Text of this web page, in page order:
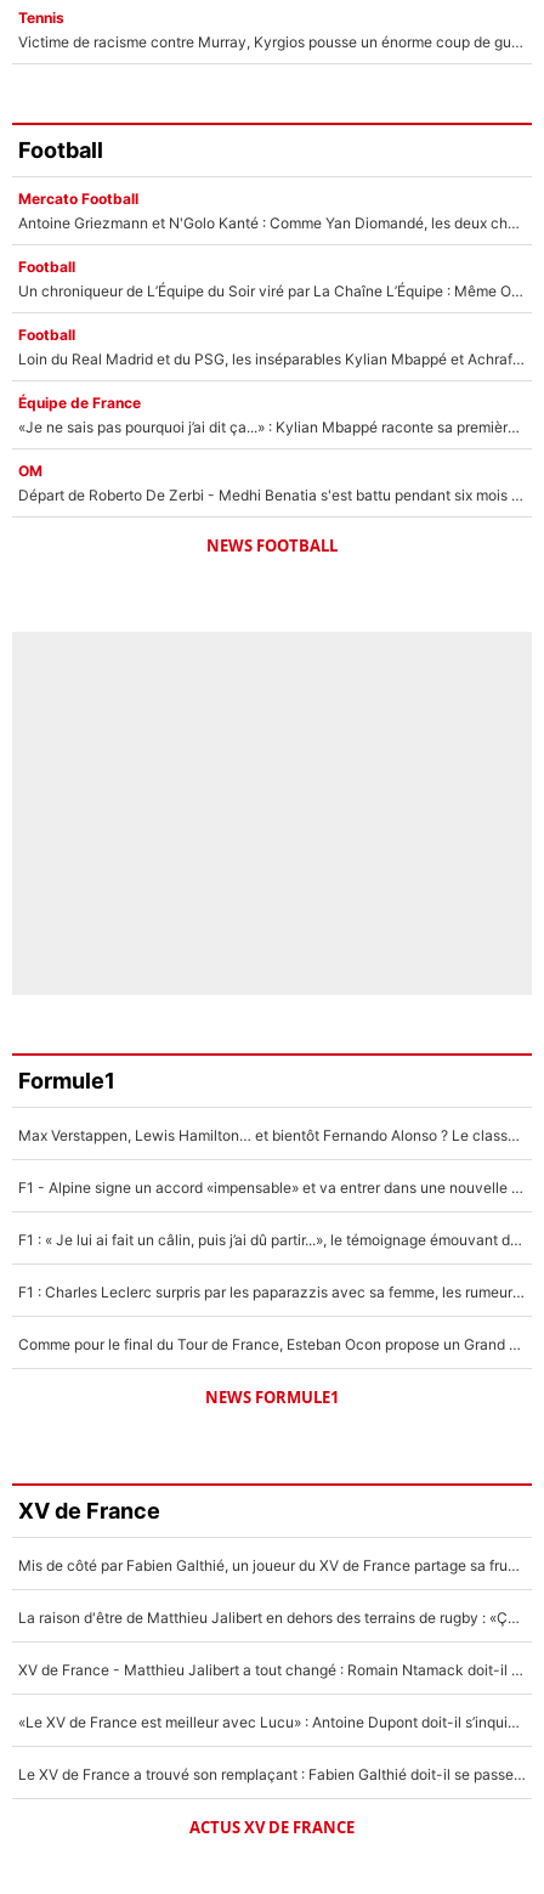
Tennis
Victime de racisme contre Murray, Kyrgios pousse un énorme coup de gueule !
Football
Mercato Football
Antoine Griezmann et N'Golo Kanté : Comme Yan Diomandé, les deux champions du monde ont refusé de signer au PSG !
Football
Un chroniqueur de L’Équipe du Soir viré par La Chaîne L’Équipe : Même Olivier Ménard n’avait pas pu empêcher son départ, «je l’ai appris sur Twitter, je l’ai vécu assez mal»
Football
Loin du Real Madrid et du PSG, les inséparables Kylian Mbappé et Achraf Hakimi changent d'équipe le temps d'une journée !
Équipe de France
«Je ne sais pas pourquoi j’ai dit ça...» : Kylian Mbappé raconte sa première rencontre avec Zinédine Zidane (et c’est très drôle)
OM
Départ de Roberto De Zerbi - Medhi Benatia s'est battu pendant six mois pour le retenir à l'OM, le PSG a été le naufrage de trop : «Je pars avec toi»
NEWS FOOTBALL
Formule1
Max Verstappen, Lewis Hamilton… et bientôt Fernando Alonso ? Le classement des pilotes les mieux payés en Formule 1 risque de changer !
F1 - Alpine signe un accord «impensable» et va entrer dans une nouvelle dimension : Grande nouvelle pour Pierre Gasly !
F1 : « Je lui ai fait un câlin, puis j’ai dû partir...», le témoignage émouvant de Max Verstappen sur sa fille
F1 : Charles Leclerc surpris par les paparazzis avec sa femme, les rumeurs étaient vraies !
Comme pour le final du Tour de France, Esteban Ocon propose un Grand Prix de Formule 1 à Paris : «Autour de l’Arc de Triomphe, ce serait génial» !
NEWS FORMULE1
XV de France
Mis de côté par Fabien Galthié, un joueur du XV de France partage sa frustration : «ils ne me l’ont pas dit tout de suite»
La raison d'être de Matthieu Jalibert en dehors des terrains de rugby : «Ça m'atteint autant que si tu touches à un membre de ma famille»
XV de France - Matthieu Jalibert a tout changé : Romain Ntamack doit-il s’inquiéter pour sa place à un an de la Coupe du monde ?
«Le XV de France est meilleur avec Lucu» : Antoine Dupont doit-il s’inquiéter pour sa place ?
Le XV de France a trouvé son remplaçant : Fabien Galthié doit-il se passer d'Antoine Dupont ?
ACTUS XV DE FRANCE